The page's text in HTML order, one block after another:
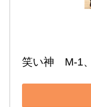
笑い神　M-1